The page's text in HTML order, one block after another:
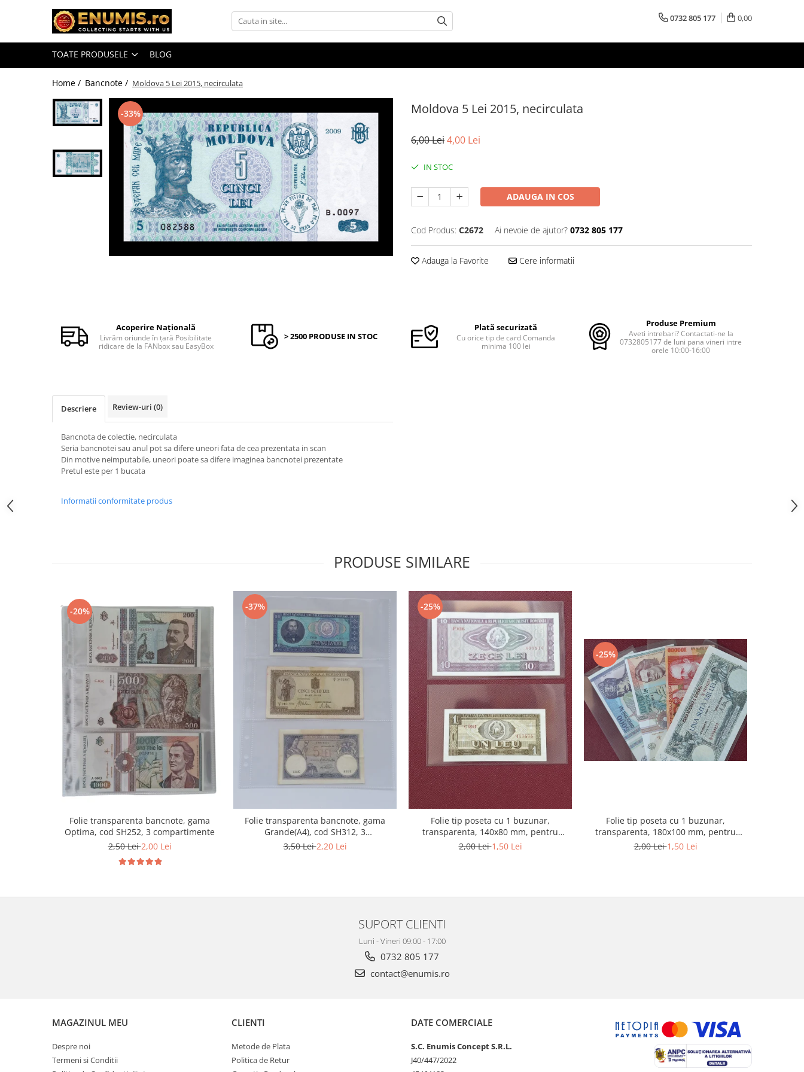
Monede Romania
Accesorii colectie monede
Albume cu folii pentru stocare
Capsule monede
Cartonase autoadezive
Soluții curățare, pensete, mănuși,
Monede Euro, Eurocenti
Monede Europa
Accesorii colectie bancnote
Albume cu folii pentru stocare
Folii pentru stocare bancnote, la
pachet
Folii tip poseta, pentru bancnote,
Bancnote Australia si Oceania
Bancnote Europa
Gradate PMG
Timbre si coli Romania
Carte Postala / FDC
Din trusa colectionarului
Insigne/Medalii/Decoratii
0732 805 177 0,00
TOATE PRODUSELE BLOG
Home / Bancnote / Moldova 5 Lei 2015, necirculata
Moldova 5 Lei 2015, necirculata
-33%
6,00 Lei4,00 Lei
IN STOC
ADAUGA IN COS
Cod Produs: C2672 Ai nevoie de ajutor? 0732 805 177
Adauga la Favorite Cere informatii
Acoperire Națională
Livrăm oriunde în țară Posibilitate
ridicare de la FANbox sau EasyBox
> 2500 PRODUSE IN STOC
Plată securizată
Cu orice tip de card Comanda
minima 100 lei
Produse Premium
Aveti intrebari? Contactati-ne la
0732805177 de luni pana vineri intre
orele 10:00-16:00
Descriere Review-uri (0)
Bancnota de colectie, necirculata
Seria bancnotei sau anul pot sa difere uneori fata de cea prezentata in scan
Din motive neimputabile, uneori poate sa difere imaginea bancnotei prezentate
Pretul este per 1 bucata
Informatii conformitate produs
PRODUSE SIMILARE
-20%
Folie transparenta bancnote, gama
Optima, cod SH252, 3 compartimente
2,50 Lei2,00 Lei
-37%
Folie transparenta bancnote, gama
Grande(A4), cod SH312, 3
compartimente
3,50 Lei2,20 Lei
-25%
Folie tip poseta cu 1 buzunar,
transparenta, 140x80 mm, pentru
bancnote
2,00 Lei1,50 Lei
-25%
Folie tip poseta cu 1 buzunar,
transparenta, 180x100 mm, pentru
bancnote
2,00 Lei1,50 Lei
SUPORT CLIENTI
Luni - Vineri 09:00 - 17:00
0732 805 177
contact@enumis.ro
MAGAZINUL MEU
Despre noi
Termeni si Conditii
CLIENTI
Metode de Plata
Politica de Retur
DATE COMERCIALE
S.C. Enumis Concept S.R.L.
J40/447/2022